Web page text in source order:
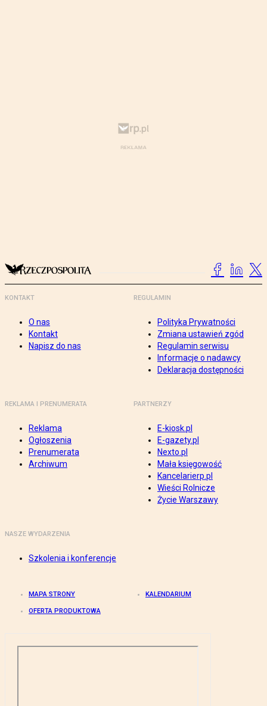
KONTAKT
O nas
Kontakt
Napisz do nas
REGULAMIN
Polityka Prywatności
Zmiana ustawień zgód
Regulamin serwisu
Informacje o nadawcy
Deklaracja dostępności
REKLAMA I PRENUMERATA
Reklama
Ogłoszenia
Prenumerata
Archiwum
PARTNERZY
E-kiosk.pl
E-gazety.pl
Nexto.pl
Mała księgowość
Kancelarierp.pl
Wieści Rolnicze
Życie Warszawy
NASZE WYDARZENIA
Szkolenia i konferencje
MAPA STRONY KALENDARIUM
OFERTA PRODUKTOWA